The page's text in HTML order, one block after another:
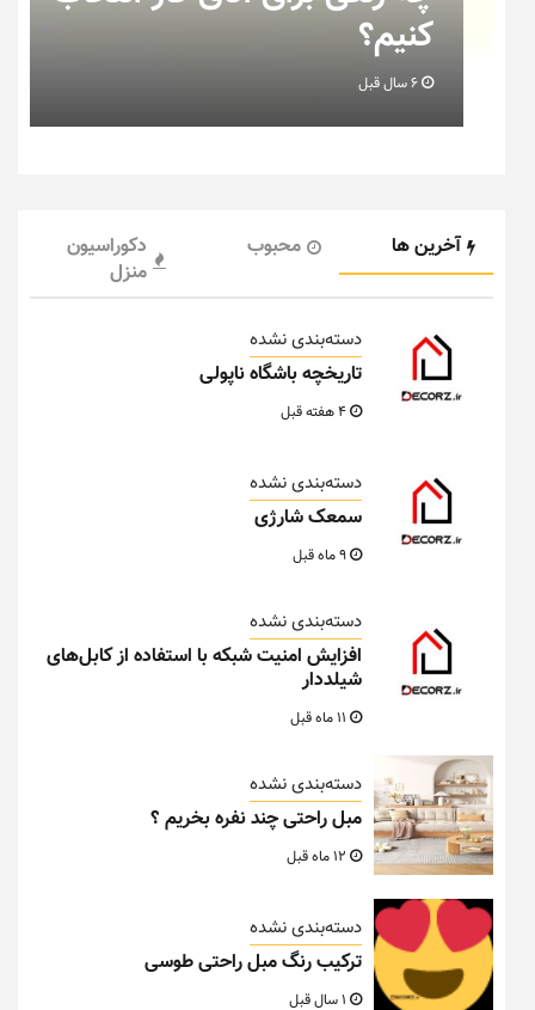
خانه عروس بدانیم + تصویر
آخرین ها محبوب
دکوراسیون
منزل
دسته‌بندی نشده
تاریخچه باشگاه ناپولی
دسته‌بندی نشده
سمعک شارژی
دسته‌بندی نشده
افزایش امنیت شبکه با استفاده از کابل‌های
شیلددار
دسته‌بندی نشده
مبل راحتی چند نفره بخریم ؟
دسته‌بندی نشده
ترکیب رنگ مبل راحتی طوسی